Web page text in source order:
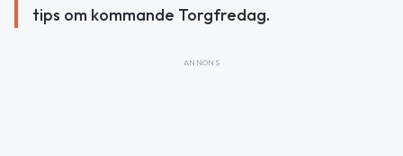
tips om kommande Torgfredag.
ANNONS